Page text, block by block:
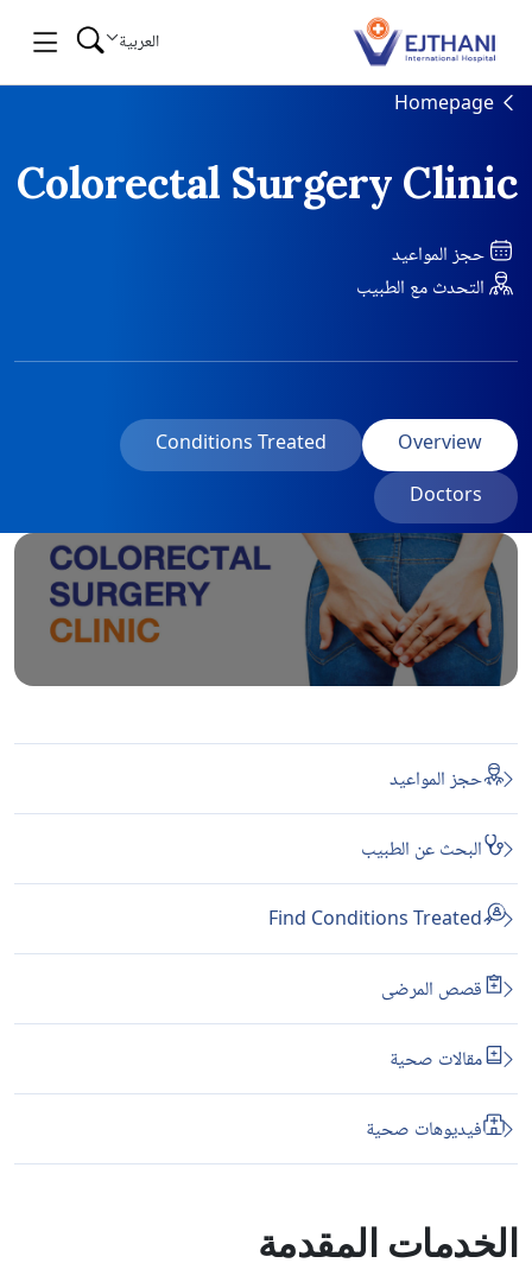
العربية
Colorectal Surgery Clinic
حجز المواعيد
التحدث مع الطبيب
Overview
Conditions Treated
Doctors
حجز المواعيد
البحث عن الطبيب
Find Conditions Treated
قصص المرضى
مقالات صحية
فيديوهات صحية
الخدمات المقدمة